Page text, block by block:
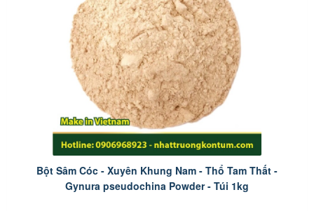
Bột Sâm Cóc - Xuyên Khung Nam - Thổ Tam Thất -
Gynura pseudochina Powder - Túi 1kg